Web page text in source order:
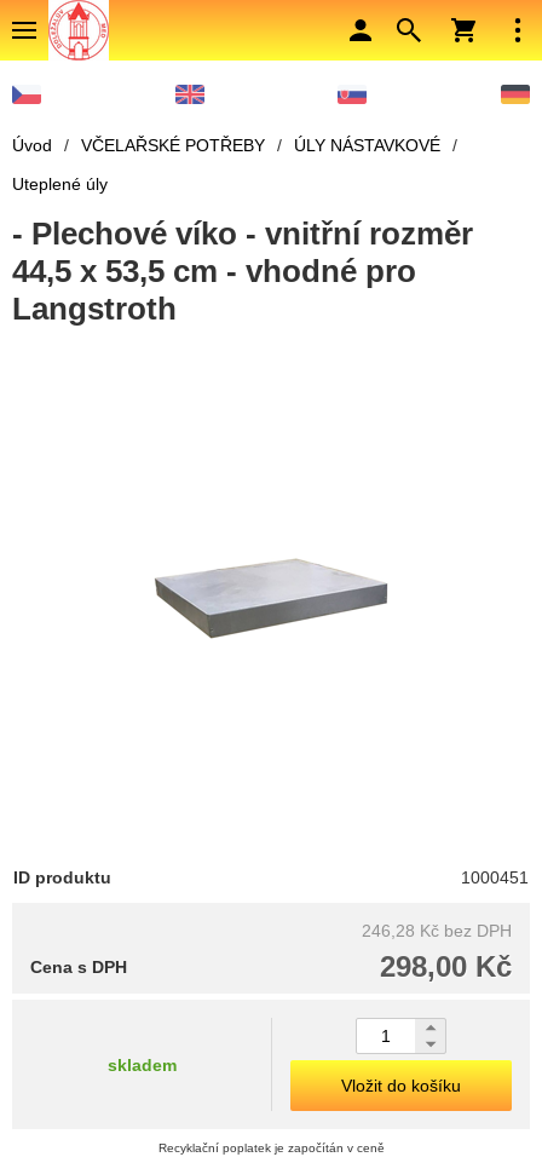
Úvod / VČELAŘSKÉ POTŘEBY / ÚLY NÁSTAVKOVÉ
/
Uteplené úly
- Plechové víko - vnitřní rozměr
44,5 x 53,5 cm - vhodné pro
Langstroth
ID produktu 1000451
246,28 Kč bez DPH
298,00 Kč
Cena s DPH
skladem
Vložit do košíku
Recyklační poplatek je započítán v ceně